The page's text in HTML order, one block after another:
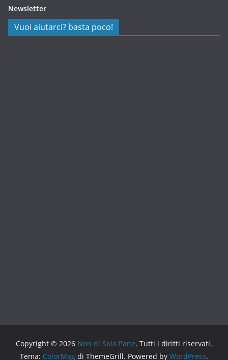
Newsletter
Vuoi aiutarci? basta poco!
Copyright © 2026 Non di Solo Pane. Tutti i diritti riservati.
Tema: ColorMag di ThemeGrill. Powered by WordPress.